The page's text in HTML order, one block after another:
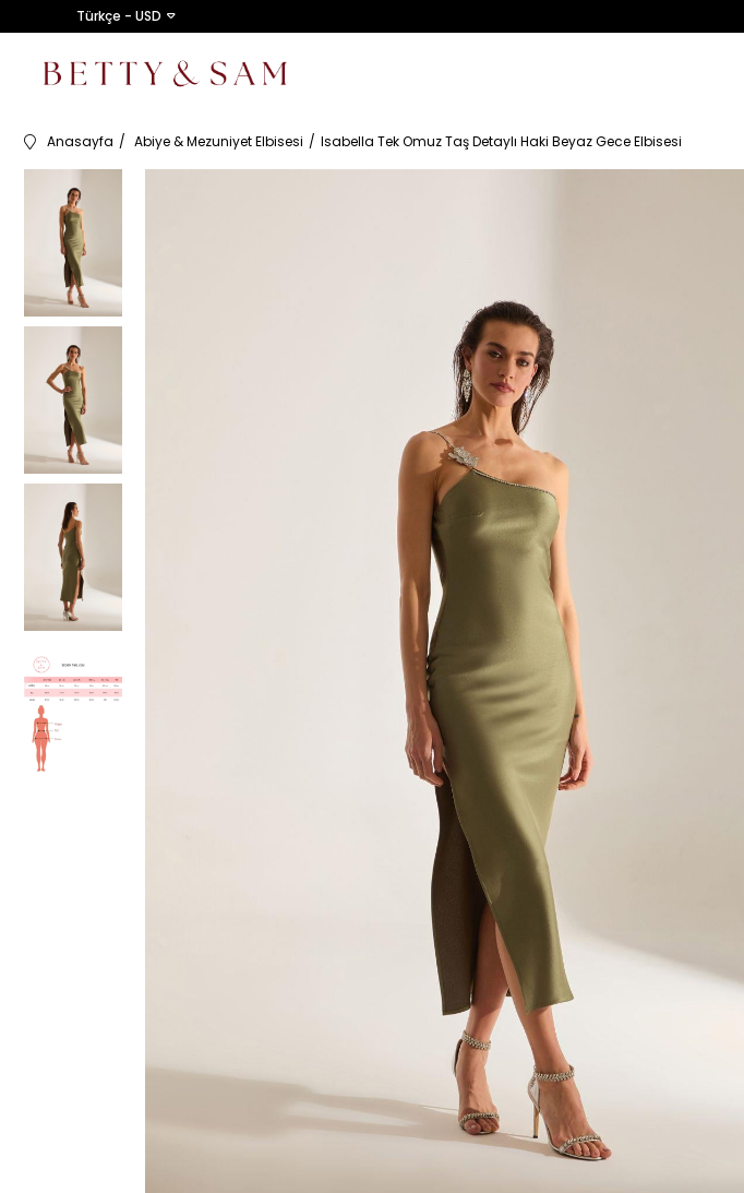
Türkçe - USD
Anasayfa Abiye & Mezuniyet Elbisesi Isabella Tek Omuz Taş Detaylı Haki Beyaz Gece Elbisesi